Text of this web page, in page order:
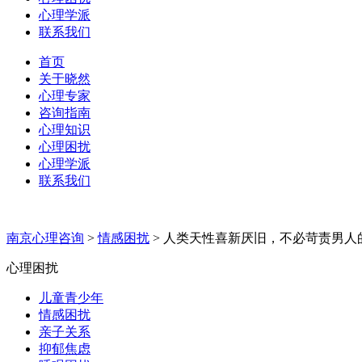
心理学派
联系我们
首页
关于晓然
心理专家
咨询指南
心理知识
心理困扰
心理学派
联系我们
南京心理咨询 > 情感困扰 > 人类天性喜新厌旧，不必苛责男人
心理困扰
儿童青少年
情感困扰
亲子关系
抑郁焦虑